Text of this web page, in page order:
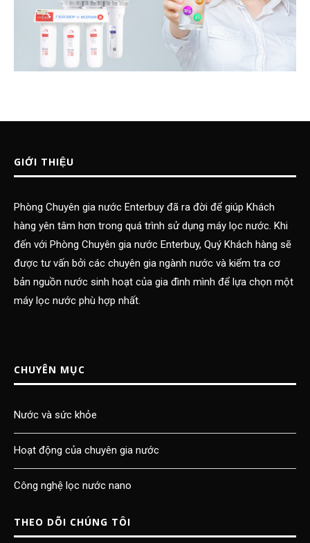
GIỚI THIỆU
Phòng Chuyên gia nước Enterbuy đã ra đời để giúp Khách
hàng yên tâm hơn trong quá trình sử dụng máy lọc nước. Khi
đến với Phòng Chuyên gia nước Enterbuy, Quý Khách hàng sẽ
được tư vấn bởi các chuyên gia ngành nước và kiểm tra cơ
bản nguồn nước sinh hoạt của gia đình mình để lựa chọn một
máy lọc nước phù hợp nhất.
CHUYÊN MỤC
Nước và sức khỏe
Hoạt động của chuyên gia nước
Công nghệ lọc nước nano
THEO DÕI CHÚNG TÔI